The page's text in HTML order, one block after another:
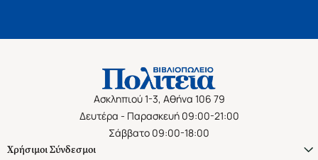
Ασκληπιού 1-3, Αθήνα 106 79
Δευτέρα - Παρασκευή 09:00-21:00
Σάββατο 09:00-18:00
Χρήσιμοι Σύνδεσμοι